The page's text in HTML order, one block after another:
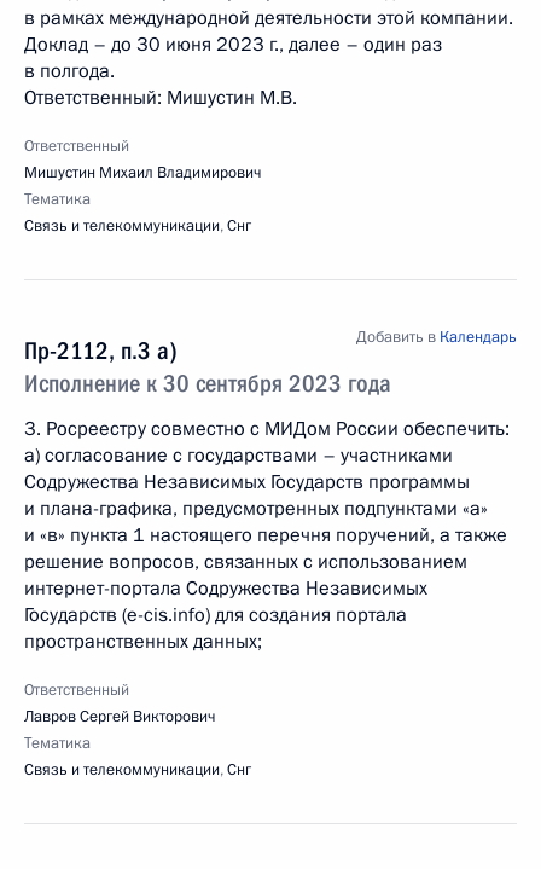
в рамках международной деятельности этой компании.
Доклад – до 30 июня 2023 г., далее – один раз
в полгода.
Ответственный: Мишустин М.В.
Ответственный
Мишустин Михаил Владимирович
Тематика
Связь и телекоммуникации,Снг
Пр-2112, п.3 а)
Исполнение к 30 сентября 2023 года
Добавить в Календарь
3. Росреестру совместно с МИДом России обеспечить:
а) согласование с государствами – участниками
Содружества Независимых Государств программы
и плана-графика, предусмотренных подпунктами «а»
и «в» пункта 1 настоящего перечня поручений, а также
решение вопросов, связанных с использованием
интернет-портала Содружества Независимых
Государств (e-cis.info) для создания портала
пространственных данных;
Ответственный
Лавров Сергей Викторович
Тематика
Связь и телекоммуникации,Снг